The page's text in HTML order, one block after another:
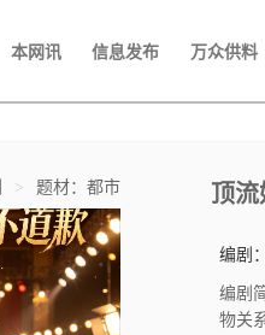
本网讯 信息发布 万众供料
> 题材：都市 顶
编剧
编剧
物关系